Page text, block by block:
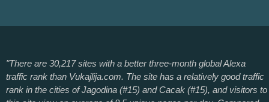
"There are 30,217 sites with a better three-month global Alexa
traffic rank than Vukajlija.com. The site has a relatively good traffic
rank in the cities of Jagodina (#15) and Cacak (#15), and visitors to